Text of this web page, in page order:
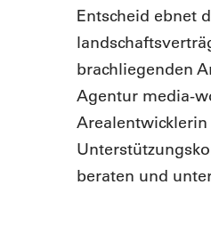
Entscheid ebnet
brachliegenden
Agentur media-
beraten und